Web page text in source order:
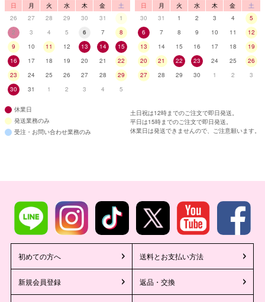
日 月 火 水 木 金
土
26
27 28 29 30 31
1
2
3 4 5 6 7
8
9
10 11 12 13 14
15
16
17 18 19 20 21
22
23
24 25 26 27 28
29
30
31 1 2 3 4 5
日 月 火 水 木 金
土
30
31 1 2 3 4
5
6
7 8 9 10 11
12
13
14 15 16 17 18
19
20
21 22 23 24 25
26
27
28 29 30 1 2 3
休業日
発送業務のみ
受注・お問い合わせ業務のみ
土日祝は12時までのご注文で即日発送。
平日は15時までのご注文で即日発送。
休業日は発送できませんので、ご注意願います。
初めての方へ 送料とお支払い方法
新規会員登録 返品・交換